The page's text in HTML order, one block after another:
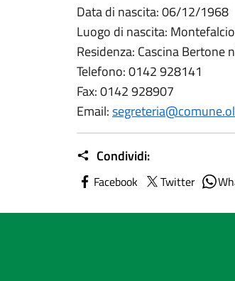
Data di nascita: 06/12/1968
Luogo di nascita:
Residenza: Cascina Bertone
Telefono: 0142 928141
Fax: 0142 928907
Email:
Condividi:
Facebook Twitter